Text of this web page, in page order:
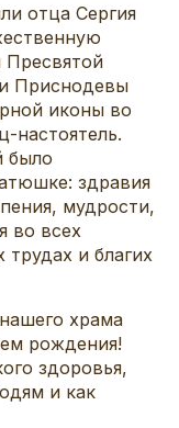
отца Сергия
Пресвятой
Приснодевы
иконы во
настоятель.
было
здравия
мудрости,
во всех
трудах и благих
храма
рождения!
здоровья,
и как